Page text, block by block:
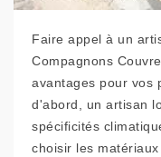
Faire appel à un
Compagnons
avantages pour vos
d'abord, un artisan
spécificités
choisir les